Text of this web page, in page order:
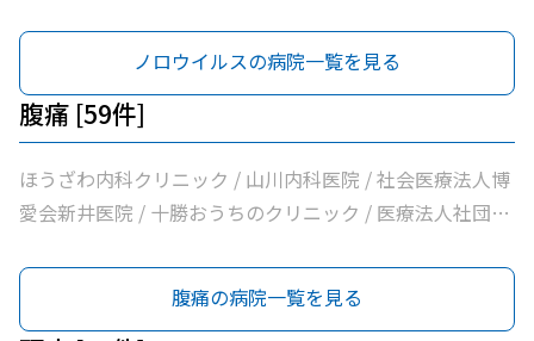
科呼吸器科 / いちやなぎ内科消化器科 / 医療法人社団進藤
医院 / 社会福祉法人北海道社会事業協会帯広病院 / 十勝い
たみのクリニックくびかた・こし・ひざ痛診療所 / 本庄内
科クリニック / 帯広東内科循環器科クリニック / クリニッ
クむすかり / 社会医療法人北斗北斗病院 / 社会福祉法人真
宗協会帯広光南病院 / 医療法人社団ぶどうの会いのちの木
帯広南の森クリニック / おがわ循環器内科クリニック / 医
療法人社団満岡内科循環器クリニック / ２０条小児科内科
科・呼吸器内科クリニック / こしや糖尿病・内科クリニッ
ク / 萩原医院 / 公益財団法人北海道医療団帯広第一病院 /
ともだ内科消化器クリニック / 医療法人社団隆仁会おく内
科消化器クリニック / 西村内科クリニック / 医療法人社団
自由が丘横山内科クリニック / 帯広中央病院 / みせき内科
消化器クリニック / 十勝勤医協帯広病院 / さかい総合内科
団林内科クリニック / ＪＡ北海道厚生連帯広厚生病院 / 医
療法人新緑通りはやし内科 / あがた内科循環器クリニック
ノロウイルスの病院一覧を見る
腹痛 [59件]
ほうざわ内科クリニック / 山川内科医院 / 社会医療法人博
愛会新井医院 / 十勝おうちのクリニック / 医療法人社団さ
科・呼吸器内科クリニック / こしや糖尿病・内科クリニッ
ク / 萩原医院 / 公益財団法人北海道医療団帯広第一病院 /
腹痛の病院一覧を見る